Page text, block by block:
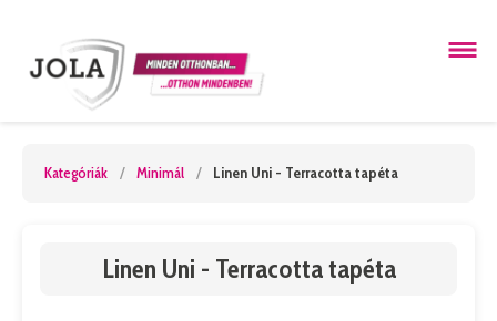
Kategóriák / Minimál / Linen Uni - Terracotta tapéta
Linen Uni - Terracotta tapéta